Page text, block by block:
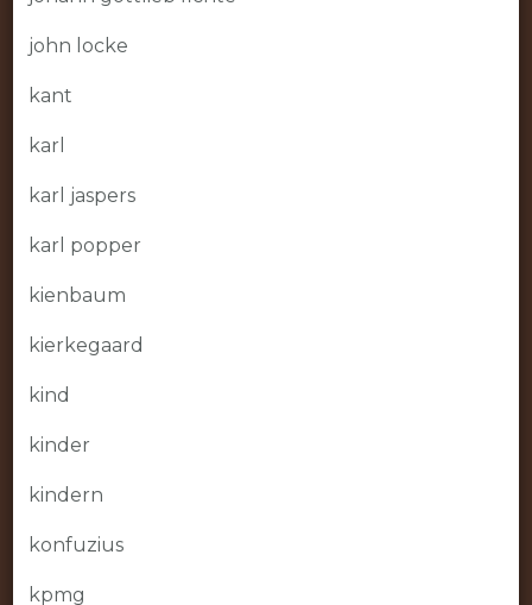
john locke
kant
karl
karl jaspers
karl popper
kienbaum
kierkegaard
kind
kinder
kindern
konfuzius
kpmg